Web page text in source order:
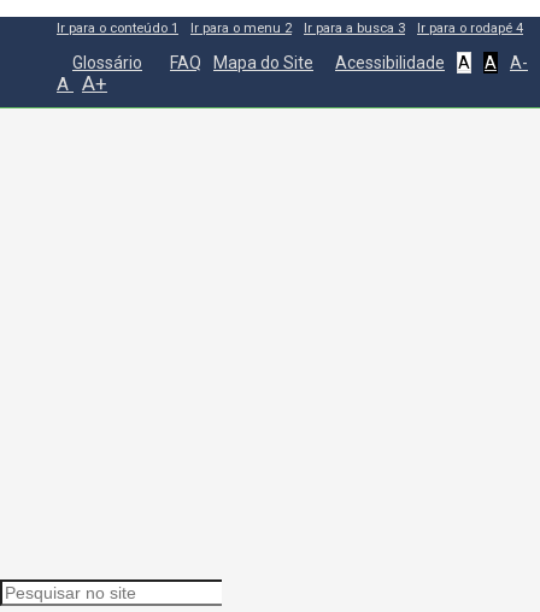
Ir para o conteúdo 1 Ir para o menu 2 Ir para a busca 3 Ir para o rodapé 4
Glossário FAQ Mapa do Site Acessibilidade A A A-
A A+